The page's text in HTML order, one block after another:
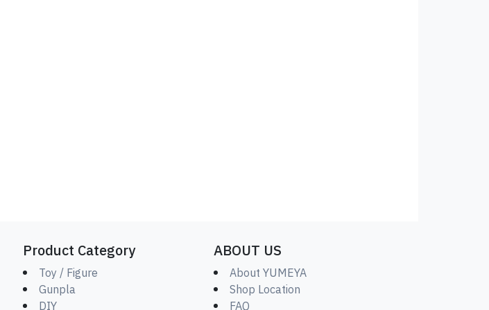
Product Category
Toy / Figure
Gunpla
ABOUT US
About YUMEYA
Shop Location